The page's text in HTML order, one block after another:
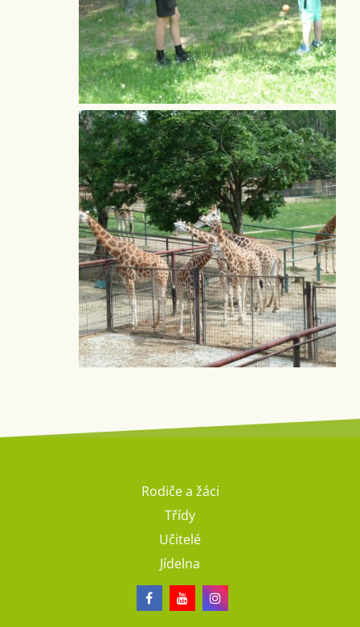
Rodiče a žáci
Třídy
Učitelé
Jídelna